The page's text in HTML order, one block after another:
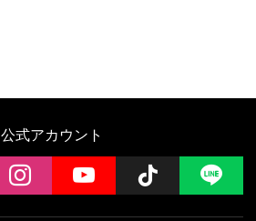
公式アカウント
instagramYouTube Follow